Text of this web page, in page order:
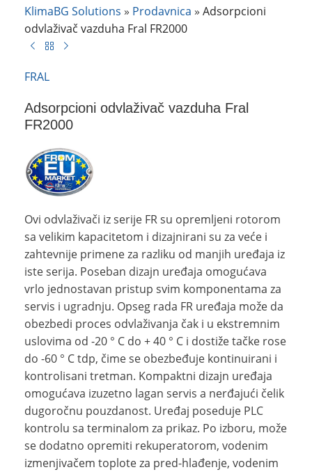
KlimaBG Solutions » Prodavnica » Adsorpcioni
odvlaživač vazduha Fral FR2000
FRAL
Adsorpcioni odvlaživač vazduha Fral
FR2000
Ovi odvlaživači iz serije FR su opremljeni rotorom
sa velikim kapacitetom i dizajnirani su za veće i
zahtevnije primene za razliku od manjih uređaja iz
iste serija. Poseban dizajn uređaja omogućava
vrlo jednostavan pristup svim komponentama za
servis i ugradnju. Opseg rada FR uređaja može da
obezbedi proces odvlaživanja čak i u ekstremnim
uslovima od -20 ° C do + 40 ° C i dostiže tačke rose
do -60 ° C tdp, čime se obezbeđuje kontinuirani i
kontrolisani tretman. Kompaktni dizajn uređaja
omogućava izuzetno lagan servis a nerđajući čelik
dugoročnu pouzdanost. Uređaj poseduje PLC
kontrolu sa terminalom za prikaz. Po izboru, može
se dodatno opremiti rekuperatorom, vodenim
izmenjivačem toplote za pred-hlađenje, vodenim